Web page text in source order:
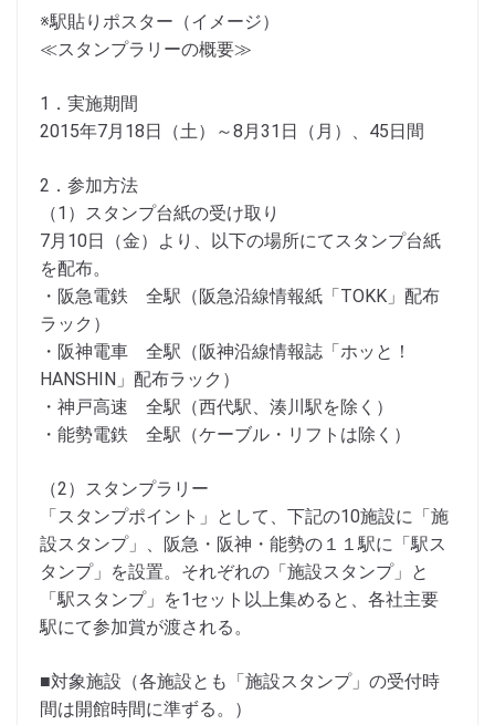
※駅貼りポスター（イメージ）
≪スタンプラリーの概要≫
1．実施期間
2015年7月18日（土）～8月31日（月）、45日間
2．参加方法
（1）スタンプ台紙の受け取り
7月10日（金）より、以下の場所にてスタンプ台紙
を配布。
・阪急電鉄 全駅（阪急沿線情報紙「TOKK」配布
ラック）
・阪神電車 全駅（阪神沿線情報誌「ホッと！
HANSHIN」配布ラック）
・神戸高速 全駅（西代駅、湊川駅を除く）
・能勢電鉄 全駅（ケーブル・リフトは除く）
（2）スタンプラリー
「スタンプポイント」として、下記の10施設に「施
設スタンプ」、阪急・阪神・能勢の１１駅に「駅ス
タンプ」を設置。それぞれの「施設スタンプ」と
「駅スタンプ」を1セット以上集めると、各社主要
駅にて参加賞が渡される。
■対象施設（各施設とも「施設スタンプ」の受付時
間は開館時間に準ずる。）